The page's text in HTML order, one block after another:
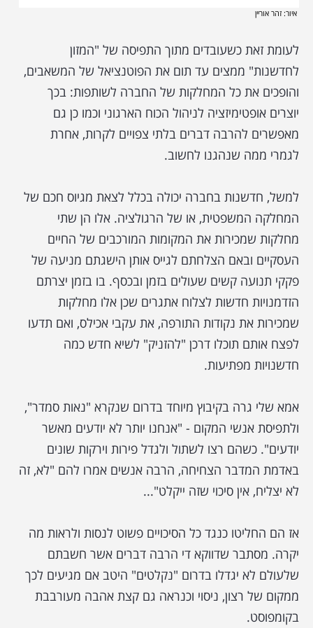
איור: זהר אוריין
לעומת זאת כשעובדים מתוך התפיסה של "המזון
לחדשנות" ממצים עד תום את הפוטנציאל של המשאבים,
והופכים את כל המחלקות של החברה לשותפות: בכך
יוצרים אופטימיזציה לניהול הכוח הארגוני וכמו כן גם
מאפשרים להרבה דברים בלתי צפויים לקרות, אחרת
לגמרי ממה שנהגנו לחשוב.
למשל, חדשנות בחברה יכולה בכלל לצאת מגיוס חכם של
המחלקה המשפטית, או של הרגולציה. אלו הן שתי
מחלקות שמכירות את המקומות המורכבים של החיים
העסקיים ובאם הצלחתם לגייס אותן הישגתם מניעה של
פקקי תנועה קשים שעולים בזמן ובכסף. בו בזמן יצרתם
הזדמנויות חדשות לצלוח אתגרים שכן אלו מחלקות
שמכירות את נקודות התורפה, את עקבי אכילס, ואם תדעו
לפצח אותם תוכלו דרכן "להזניק" לשיא חדש כמה
חדשנויות מפתיעות.
אמא שלי גרה בקיבוץ מיוחד בדרום שנקרא "נאות סמדר",
ולתפיסת אנשי המקום - "אנחנו יותר לא יודעים מאשר
יודעים". כשהם רצו לשתול ולגדל פירות וירקות שונים
באדמת המדבר הצחיחה, הרבה אנשים אמרו להם "לא, זה
לא יצליח, אין סיכוי שזה ייקלט"...
אז הם החליטו כנגד כל הסיכויים פשוט לנסות ולראות מה
יקרה. מסתבר שדווקא די הרבה דברים אשר חשבתם
שלעולם לא יגדלו בדרום "נקלטים" היטב אם מגיעים לכך
ממקום של רצון, ניסוי וכנראה גם קצת אהבה מעורבבת
בקומפוסט.